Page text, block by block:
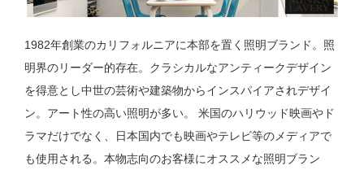
1982年創業のカリフォルニアに本部を置く照明ブランド。照
明界のリーダー的存在。クラシカルなアンティークデザイン
を得意とし中世の芸術や建築物からインスパイアされデザイ
ン。アート性の高い照明が多い。 米国のハリウッド映画やド
ラマだけでなく、日本国内でも映画やテレビ等のメディアで
も使用される。本物志向のお客様にオススメな照明ブラン